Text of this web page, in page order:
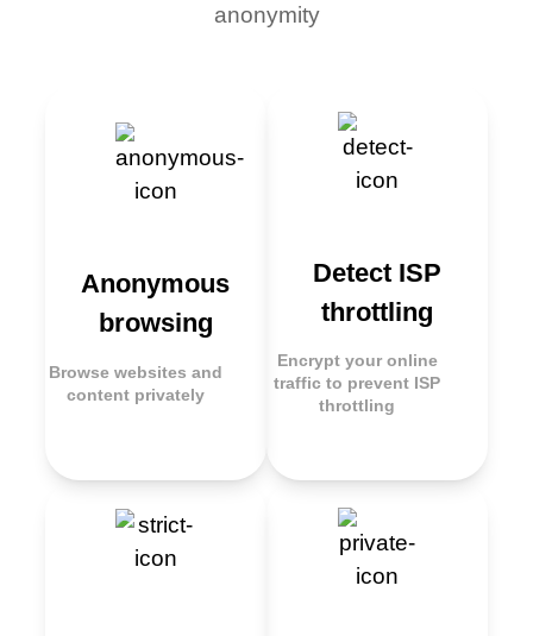
anonymity
Anonymous
browsing
Browse websites and
content privately
Detect ISP
throttling
Encrypt your online
traffic to prevent ISP
throttling